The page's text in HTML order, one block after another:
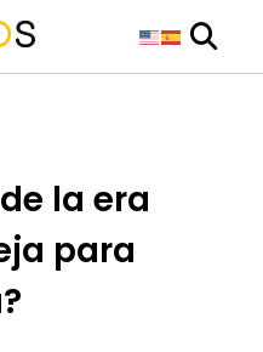
la era
para